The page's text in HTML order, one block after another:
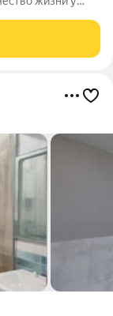
здесь можно